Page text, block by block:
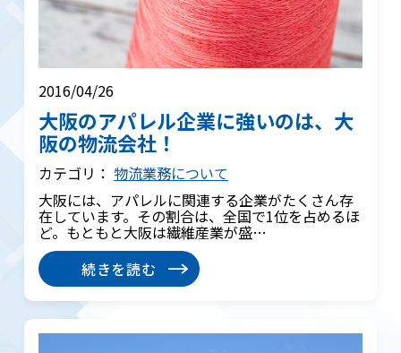
2016/04/26
大阪のアパレル企業に強いのは、大
阪の物流会社！
カテゴリ： 物流業務について
大阪には、アパレルに関連する企業がたくさん存
在しています。その割合は、全国で1位を占めるほ
ど。もともと大阪は繊維産業が盛…
続きを読む